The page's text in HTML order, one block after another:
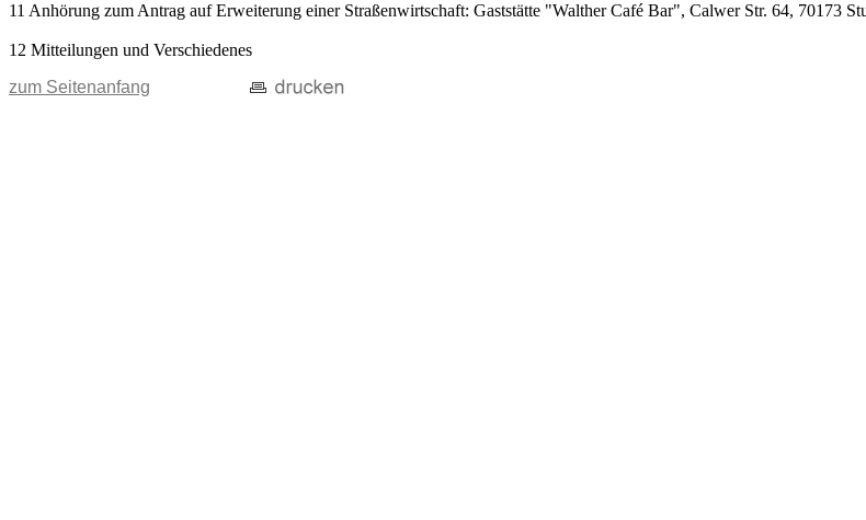
11 Anhörung zum Antrag auf Erweiterung einer Straßenwirtschaft: Gaststätte "Walther Café Bar", Calwer Str. 64, 70173
12 Mitteilungen und Verschiedenes
zum Seitenanfang